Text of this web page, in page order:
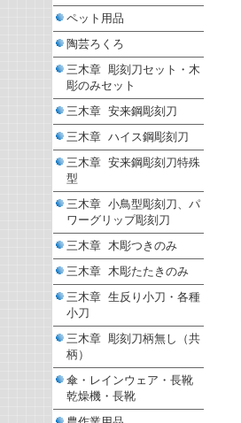
ペット用品
陶芸ろくろ
三木章 彫刻刀セット・木
彫のみセット
三木章 安来鋼彫刻刀
三木章 ハイス鋼彫刻刀
三木章 安来鋼彫刻刀特殊
型
三木章 小鳥型彫刻刀、パ
ワーグリップ彫刻刀
三木章 木彫つきのみ
三木章 木彫たたきのみ
三木章 生反り小刀・各種
小刀
三木章 彫刻刀柄無し（共
柄）
傘・レインウェア・長靴
乾燥機・長靴